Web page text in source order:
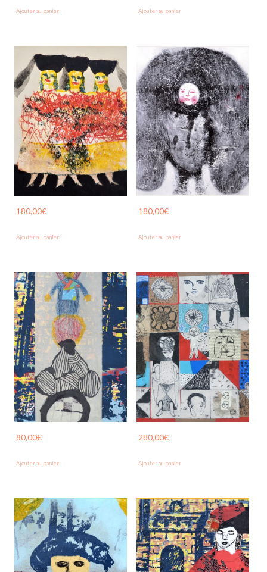
Ajouter au panier Ajouter au panier
180,00€
Ajouter au panier
180,00€
Ajouter au panier
80,00€
Ajouter au panier
280,00€
Ajouter au panier